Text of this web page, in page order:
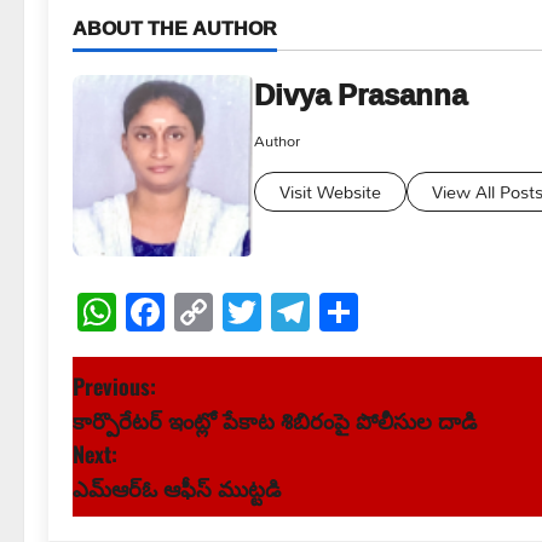
ABOUT THE AUTHOR
Divya Prasanna
Author
Visit Website View All Posts
WhatsApp
Facebook
Copy
Link
TwitterTelegram
P
o
s
Previous:
కార్పొరేటర్ ఇంట్లో పేకాట శిబిరంపై పోలీసుల దాడి
Next:
ఎమ్ఆర్ఓ ఆఫీస్ ముట్టడి